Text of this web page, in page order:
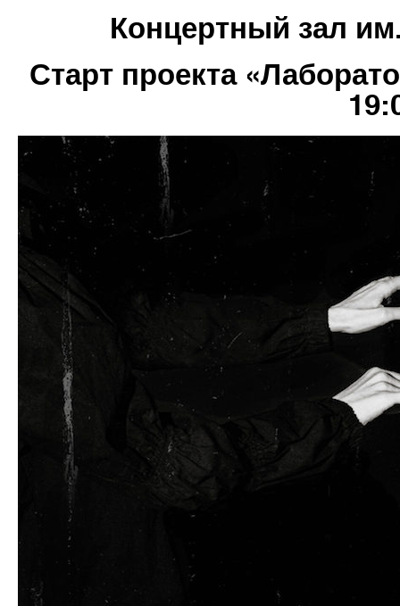
Концертный зал
Старт проекта